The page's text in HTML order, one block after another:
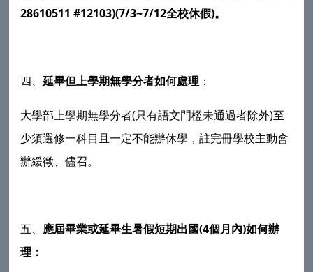
28610511 #12103)(7/3~7/12全校休假)。
四、延畢但上學期無學分者如何處理 ：
大學部上學期無學分者(只有語文門檻未通過者除外)至
少須選修一科目且一定不能辦休學，註完冊學校主動會
辦緩徵、儘召。
五、 應屆畢業或延畢生暑假短期出國(4個月內)如何辦
理：